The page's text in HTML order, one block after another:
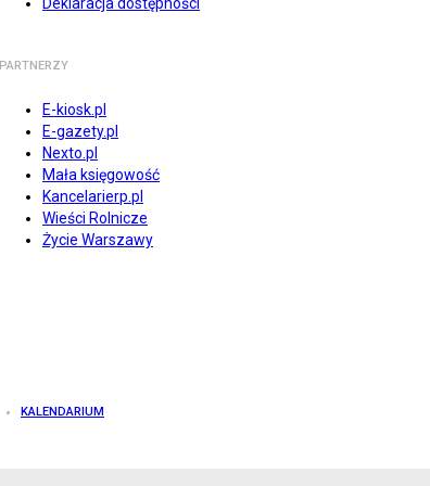
PARTNERZY
E-kiosk.pl
E-gazety.pl
Nexto.pl
Mała księgowość
Kancelarierp.pl
Wieści Rolnicze
Życie Warszawy
KALENDARIUM